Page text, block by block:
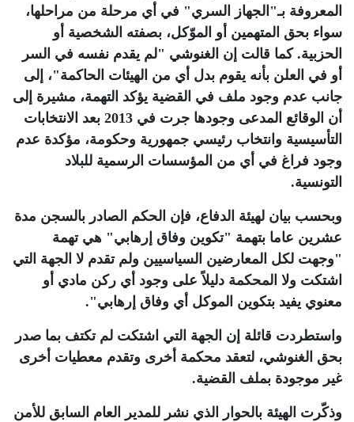
المعروفة بـ"الجهاز السري" في أي مرحلة من مراحلها،
سواء بحق المتهمين أو الموّكل، بصفته الشخصية أو
الحزبية. كما قالت إن الغنوشي "لم يقدم نفسه في السر
أو في العلن بأنه يقوم بدل أي من الهيئات الحاكمة"، إلى
جانب عدم وجود ملف في القضية يؤكد التهمة، مشيرة إلى
أن الوقائع المدعى وجودها جرت في 2013 بعد الانتخابات
التأسيسية وانتخاب رئيسي جمهورية وحكومة، مؤكدة عدم
وجود فراغ في أي من المؤسسات الرسمية للبلاد
التونسية.
وبحسب بيان لهيئة الدفاع، فإن الحكم الصادر بالسجن مدة
عشرين عاما بتهمة "تكوين وفاق إرهابي" هي تهمة
"وجهت لكل المعارضين السياسيين ولم تقدم لا الجهة التي
اشتكت ولا المحكمة دليلاً على وجود أي ركن مادي أو
معنوي يفيد بتكوين الموكل أي وفاق إرهابي".
واستطردت قائلة إن الجهة التي اشتكت لم تكتف بما صدر
بحق الغنوشي، لتعقد محكمة أخرى وتقدم معطيات أخرى
غير موجودة بملف القضية.
وذكّرت الهيئة بالحوار الذي نشر للمدير العام السابق للأمن